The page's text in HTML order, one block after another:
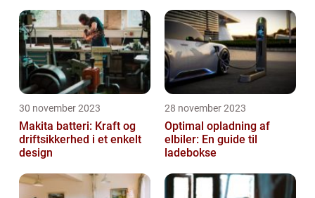
30 november 2023
Makita batteri: Kraft og
driftsikkerhed i et enkelt
design
28 november 2023
Optimal opladning af
elbiler: En guide til
ladebokse